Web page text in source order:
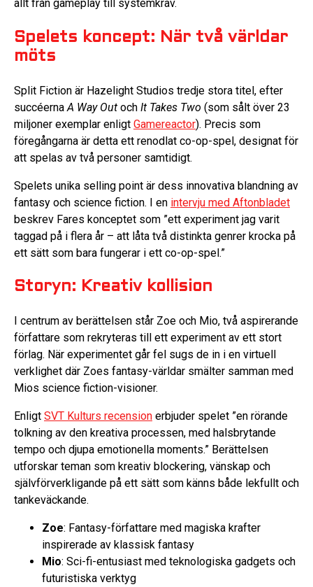
allt från gameplay till systemkrav.
Spelets koncept: När två världar
möts
Split Fiction är Hazelight Studios tredje stora titel, efter
succéerna A Way Out och It Takes Two (som sålt över 23
miljoner exemplar enligt Gamereactor). Precis som
föregångarna är detta ett renodlat co-op-spel, designat för
att spelas av två personer samtidigt.
Spelets unika selling point är dess innovativa blandning av
fantasy och science fiction. I en intervju med Aftonbladet
beskrev Fares konceptet som ”ett experiment jag varit
taggad på i flera år – att låta två distinkta genrer krocka på
ett sätt som bara fungerar i ett co-op-spel.”
Storyn: Kreativ kollision
I centrum av berättelsen står Zoe och Mio, två aspirerande
författare som rekryteras till ett experiment av ett stort
förlag. När experimentet går fel sugs de in i en virtuell
verklighet där Zoes fantasy-världar smälter samman med
Mios science fiction-visioner.
Enligt SVT Kulturs recension erbjuder spelet ”en rörande
tolkning av den kreativa processen, med halsbrytande
tempo och djupa emotionella moments.” Berättelsen
utforskar teman som kreativ blockering, vänskap och
självförverkligande på ett sätt som känns både lekfullt och
tankeväckande.
Zoe: Fantasy-författare med magiska krafter
inspirerade av klassisk fantasy
Mio: Sci-fi-entusiast med teknologiska gadgets och
futuristiska verktyg